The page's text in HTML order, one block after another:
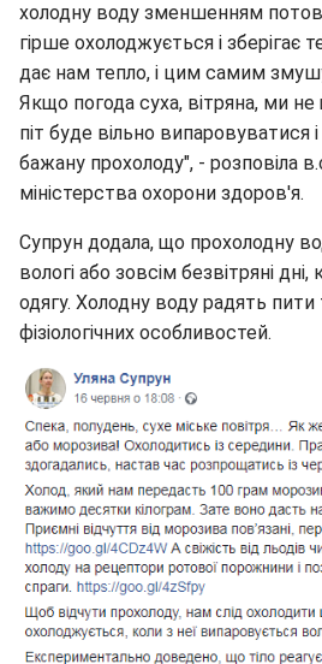
холодну воду зменшенням
гірше охолоджується і зберігає
дає нам тепло, і цим самим
Якщо погода суха, вітряна, ми не
піт буде вільно випаровуватися
бажану прохолоду", - розповіла
міністерства охорони здоров'я.
Супрун додала, що прохолодну
вологі або зовсім безвітряні
одягу. Холодну воду радять пити
фізіологічних особливостей.